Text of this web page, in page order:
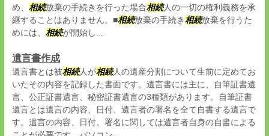
め、 相続放棄の手続きを行った場合相続人の一切の権利義務を承
継することはありません。■相続放棄の手続き相続放棄を行うた
めには、 相続が開始し...
遺言書作成
遺言書とは被相続人が相続人の遺産分割について生前に定めてお
いたその内容を記録した書面です。遺言書には主に、自筆証書遺
言、公正証書遺言、秘密証書遺言の3種類があります。自筆証書
遺言とは遺言の内容、日付、遺言者の署名を全て自書する遺言で
す。遺言の内容、日付、署名に関しては遺言者自身の自書による